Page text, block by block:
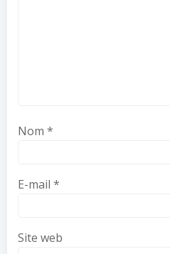
Nom *
E-mail *
Site web